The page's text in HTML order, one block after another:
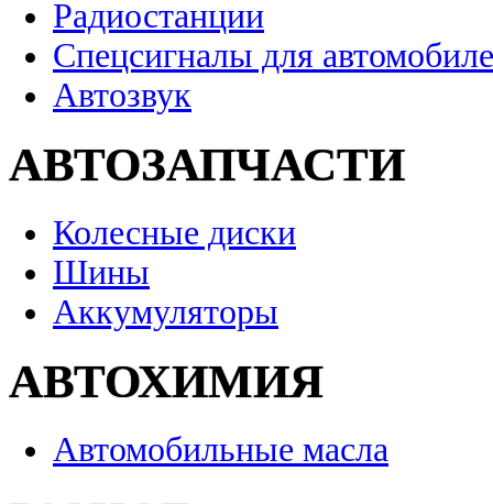
Радиостанции
Спецсигналы для
Автозвук
АВТОЗАПЧАСТИ
Колесные диски
Шины
Аккумуляторы
АВТОХИМИЯ
Автомобильные масла